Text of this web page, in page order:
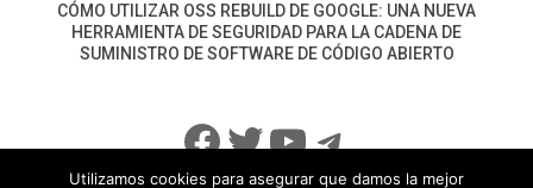
CÓMO UTILIZAR OSS REBUILD DE GOOGLE: UNA NUEVA
HERRAMIENTA DE SEGURIDAD PARA LA CADENA DE
SUMINISTRO DE SOFTWARE DE CÓDIGO ABIERTO
Facebook
Twitter
YouTube
Telegram
Utilizamos cookies para asegurar que damos la mejor